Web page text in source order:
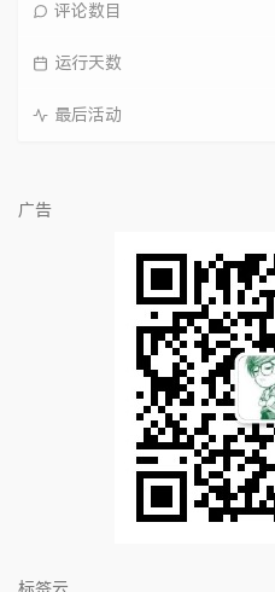
评论数目
运行天数
最后活动
广告